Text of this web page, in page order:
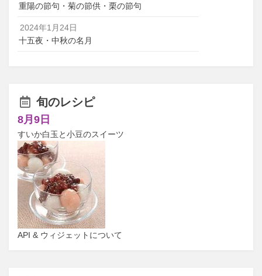
重陽の節句・菊の節供・栗の節句
2024年1月24日
十五夜・中秋の名月
旬のレシピ
8月9日
すいか白玉と小豆のスイーツ
API & ウィジェットについて